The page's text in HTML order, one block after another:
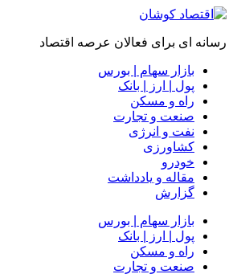
رسانه ای برای فعالان عرصه اقتصاد
بازار سهام | بورس
پول | ارز | بانک
راه و مسکن
صنعت و تجارت
نفت و انرژی
کشاورزی
خودرو
مقاله و یادداشت
گزارش
بازار سهام | بورس
پول | ارز | بانک
راه و مسکن
صنعت و تجارت